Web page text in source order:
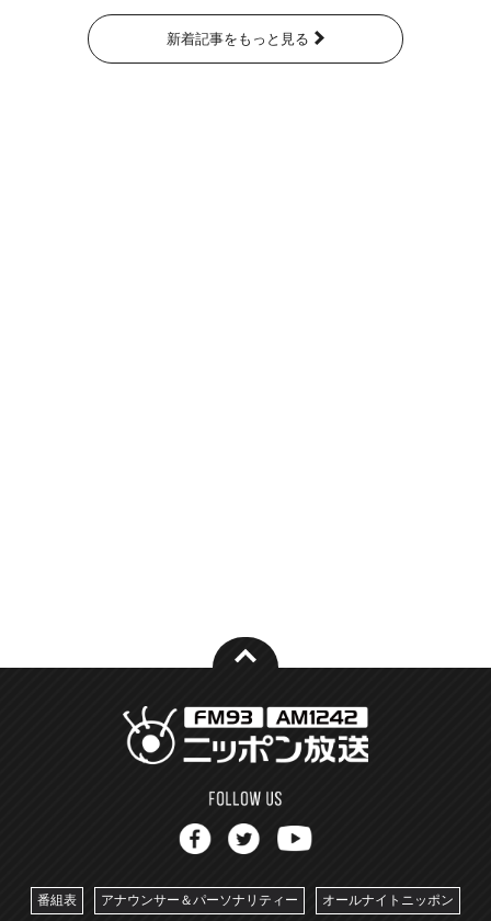
新着記事をもっと見る
番組表 アナウンサー＆パーソナリティー オールナイトニッポン